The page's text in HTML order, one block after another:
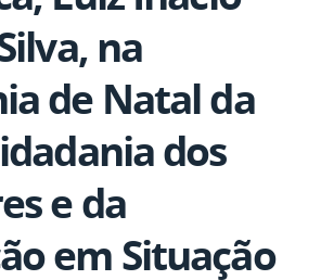
na
de Natal da
dos
e da
em Situação